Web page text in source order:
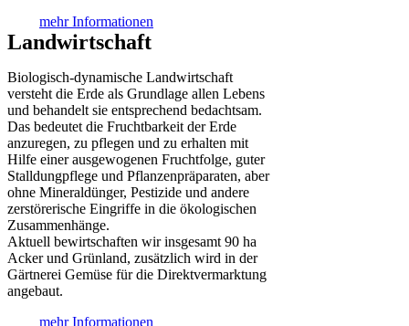
mehr Informationen
Landwirtschaft
Biologisch-dynamische Landwirtschaft
versteht die Erde als Grundlage allen Lebens
und behandelt sie entsprechend bedachtsam.
Das bedeutet die Fruchtbarkeit der Erde
anzuregen, zu pflegen und zu erhalten mit
Hilfe einer ausgewogenen Fruchtfolge, guter
Stalldungpflege und Pflanzenpräparaten, aber
ohne Mineraldünger, Pestizide und andere
zerstörerische Eingriffe in die ökologischen
Zusammenhänge.
Aktuell bewirtschaften wir insgesamt 90 ha
Acker und Grünland, zusätzlich wird in der
Gärtnerei Gemüse für die Direktvermarktung
angebaut.
mehr Informationen